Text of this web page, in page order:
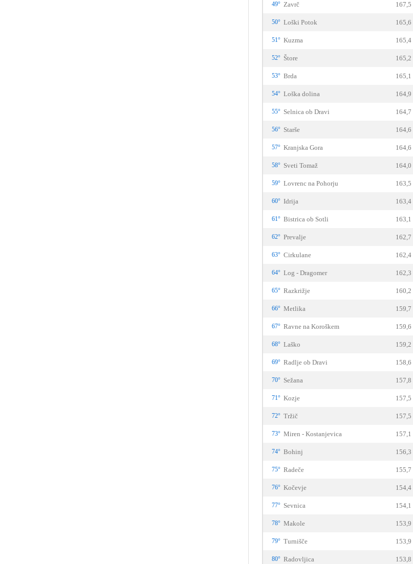
49° Zavrč 167,5
50° Loški Potok 165,6
51° Kuzma 165,4
52° Štore 165,2
53° Brda 165,1
54° Loška dolina 164,9
55° Selnica ob Dravi 164,7
56° Starše 164,6
57° Kranjska Gora 164,6
58° Sveti Tomaž 164,0
59° Lovrenc na Pohorju 163,5
60° Idrija 163,4
61° Bistrica ob Sotli 163,1
62° Prevalje 162,7
63° Cirkulane 162,4
64° Log - Dragomer 162,3
65° Razkrižje 160,2
66° Metlika 159,7
67° Ravne na Koroškem 159,6
68° Laško 159,2
69° Radlje ob Dravi 158,6
70° Sežana 157,8
71° Kozje 157,5
72° Tržič 157,5
73° Miren - Kostanjevica 157,1
74° Bohinj 156,3
75° Radeče 155,7
76° Kočevje 154,4
77° Sevnica 154,1
78° Makole 153,9
79° Turnišče 153,9
80° Radovljica 153,8